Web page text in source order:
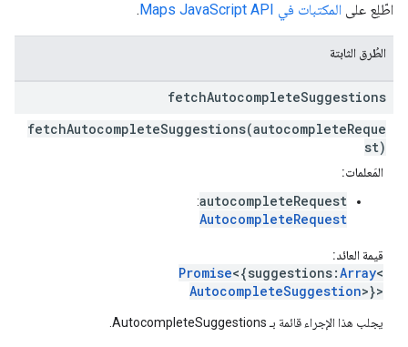
اطّلِع على المكتبات في Maps JavaScript API .
الطُرق الثابتة
fetchAutocompleteSuggestions
fetchAutocompleteSuggestions(autocompleteReque
st)
المَعلمات:
autocompleteRequest
:
AutocompleteRequest
قيمة العائد:
Promise<{suggestions:Array<
AutocompleteSuggestion>}>
يجلب هذا الإجراء قائمة بـ AutocompleteSuggestions.